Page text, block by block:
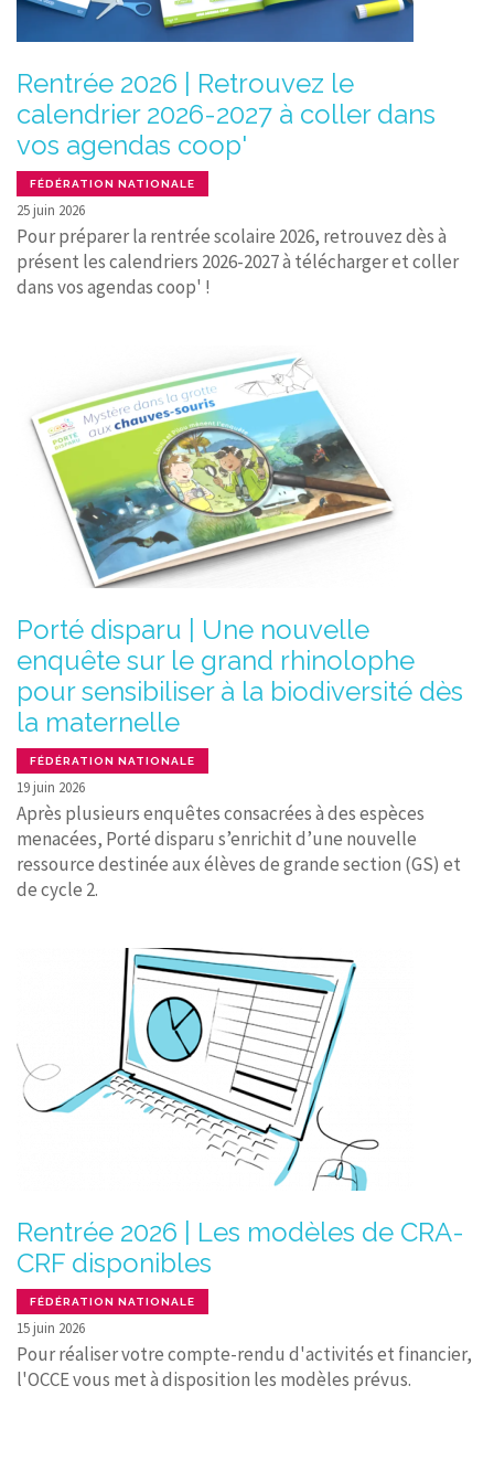
Rentrée 2026 | Retrouvez le
calendrier 2026-2027 à coller dans
vos agendas coop'
FÉDÉRATION NATIONALE
25 juin 2026
Pour préparer la rentrée scolaire 2026, retrouvez dès à
présent les calendriers 2026-2027 à télécharger et coller
dans vos agendas coop' !
Porté disparu | Une nouvelle
enquête sur le grand rhinolophe
pour sensibiliser à la biodiversité dès
la maternelle
FÉDÉRATION NATIONALE
19 juin 2026
Après plusieurs enquêtes consacrées à des espèces
menacées, Porté disparu s’enrichit d’une nouvelle
ressource destinée aux élèves de grande section (GS) et
de cycle 2.
Rentrée 2026 | Les modèles de CRA-
CRF disponibles
FÉDÉRATION NATIONALE
15 juin 2026
Pour réaliser votre compte-rendu d'activités et financier,
l'OCCE vous met à disposition les modèles prévus.